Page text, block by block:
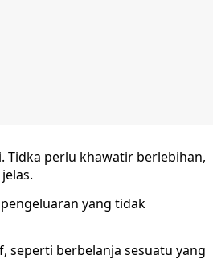
Tidka perlu khawatir berlebihan,
yang tidak
seperti berbelanja sesuatu yang